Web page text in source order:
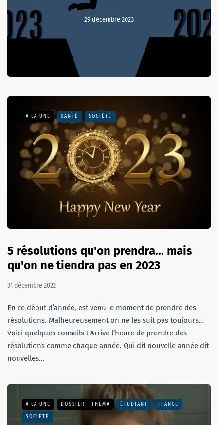
29 décembre 2023
A LA UNE SANTÉ SOCIÉTÉ
5 résolutions qu'on prendra... mais
qu'on ne tiendra pas en 2023
31 décembre 2022
En ce début d’année, est venu le moment de prendre des
résolutions. Malheureusement on ne les suit pas toujours…
Voici quelques conseils ! Arrive l’heure de prendre des
résolutions comme chaque année. Qui dit nouvelle année dit
nouvelles…
A LA UNE DOSSIER - THEMA ÉTUDIANT FRANCE
SOCIÉTÉ